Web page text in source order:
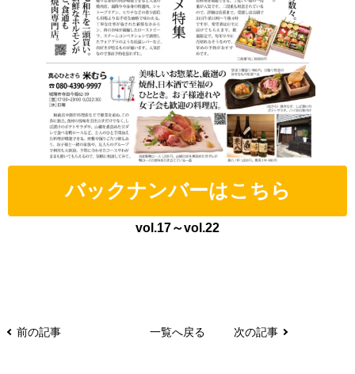
バックナンバーはこちら
vol.17～vol.22
前の記事 一覧へ戻る 次の記事